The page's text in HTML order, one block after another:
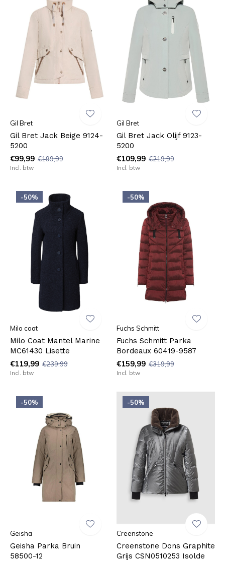
Gil Bret
Gil Bret Jack Beige 9124-
5200
€99,99 €199,99
Incl. btw
Gil Bret
Gil Bret Jack Olijf 9123-
5200
€109,99 €219,99
Incl. btw
-50%
Milo coat
Milo Coat Mantel Marine
MC61430 Lisette
€119,99 €239,99
Incl. btw
-50%
Fuchs Schmitt
Fuchs Schmitt Parka
Bordeaux 60419-9587
€159,99 €319,99
Incl. btw
-50%
Geisha
Geisha Parka Bruin
58500-12
-50%
Creenstone
Creenstone Dons Graphite
Grijs CSN0510253 Isolde